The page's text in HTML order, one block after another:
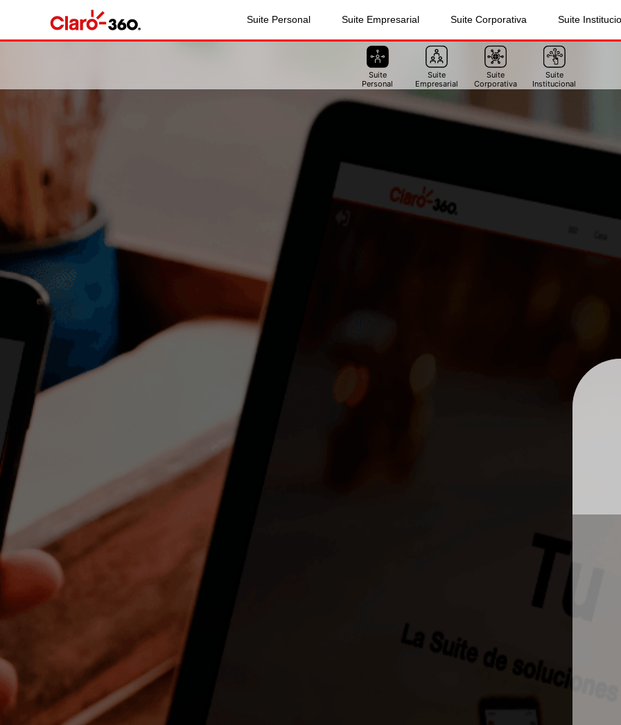
Suite Personal Suite Empresarial Suite Corporativa Suite
Suite
Personal
Suite
Empresarial
Suite
Corporativa
Suite
Institucional